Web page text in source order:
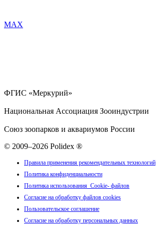
MAX
ФГИС «Меркурий»
Национальная Ассоциация Зооиндустрии
Союз зоопарков и аквариумов России
© 2009–2026 Polidex ®
Правила применения рекомендательных технологий
Политика конфиденциальности
Политика использования Cookie- файлов
Согласие на обработку файлов cookies
Пользовательское соглашение
Согласие на обработку персональных данных